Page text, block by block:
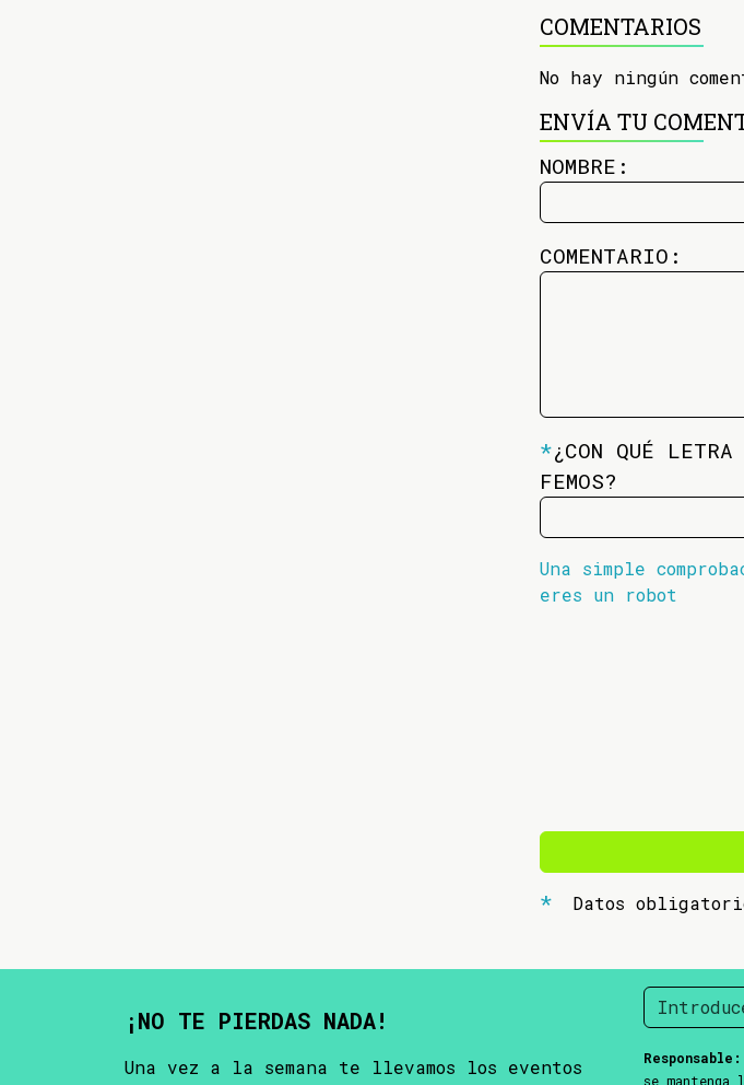
COMENTARIOS
No hay ningún
ENVÍA TU
NOMBRE:
COMENTARIO:
*¿CON QUÉ
FEMOS?
Una simple
eres un robot
Datos
¡NO TE PIERDAS NADA!
Una vez a la semana te llevamos los eventos
Responsable:
se